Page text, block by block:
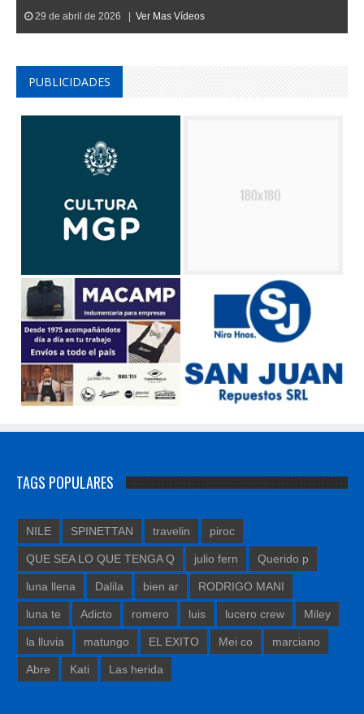
29 de abril de 2026 | Ver Mas Vídeos
PUBLICIDADES
TAGS POPULARES
NILE SPINETTAN travelin piroc
QUE SEA LO QUE TENGA Q julio fern Querido p
luna llena Dalila bien ar RODRIGO MANI
luna te Adicto romero luis lucero crew Miley
la lluvia matungo EL EXITO Mei co marciano
Abre Kati Las herida